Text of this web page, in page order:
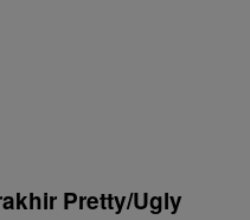
Pretty/Ugly